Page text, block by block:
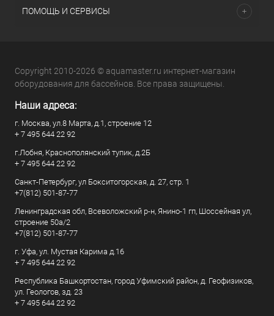
ПОМОЩЬ И СЕРВИСЫ
Copyright 2010-2026 © aquamaster.ru интернет-магазин
оборудования для бассейнов. Все права защищены.
Наши адреса:
г. Москва, ул.8 Марта, д.1, строение 12
+ 7 495 644 22 92
г.Лобня, Краснополянский тупик, д.2Б
+ 7 495 644 22 92
Санкт-Петербург, ул Бокситогорская, д. 27, стр. 1
+7(812) 501-87-77
Ленинградская обл, Всеволожский р-н, Янино-1 гп, Шоссейная ул,
строение 50а/2
+7(812) 501-87-77
г. Уфа, ул. Мустая Карима д.16
+ 7 495 644 22 92
Республика Башкортостан, город Уфимский район, д. Геофизиков,
ул. Геологов, зд. 23
+ 7 495 644 22 92